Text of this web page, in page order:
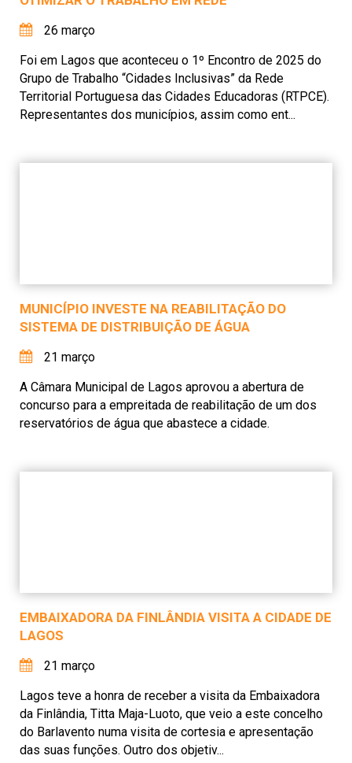
26 março
Foi em Lagos que aconteceu o 1º Encontro de 2025 do
Grupo de Trabalho “Cidades Inclusivas” da Rede
Territorial Portuguesa das Cidades Educadoras (RTPCE).
Representantes dos municípios, assim como ent...
MUNICÍPIO INVESTE NA REABILITAÇÃO DO
SISTEMA DE DISTRIBUIÇÃO DE ÁGUA
21 março
A Câmara Municipal de Lagos aprovou a abertura de
concurso para a empreitada de reabilitação de um dos
reservatórios de água que abastece a cidade.
EMBAIXADORA DA FINLÂNDIA VISITA A CIDADE DE
LAGOS
21 março
Lagos teve a honra de receber a visita da Embaixadora
da Finlândia, Titta Maja-Luoto, que veio a este concelho
do Barlavento numa visita de cortesia e apresentação
das suas funções. Outro dos objetiv...